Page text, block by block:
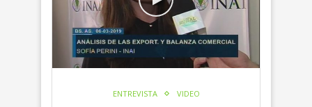
ENTREVISTA VIDEO